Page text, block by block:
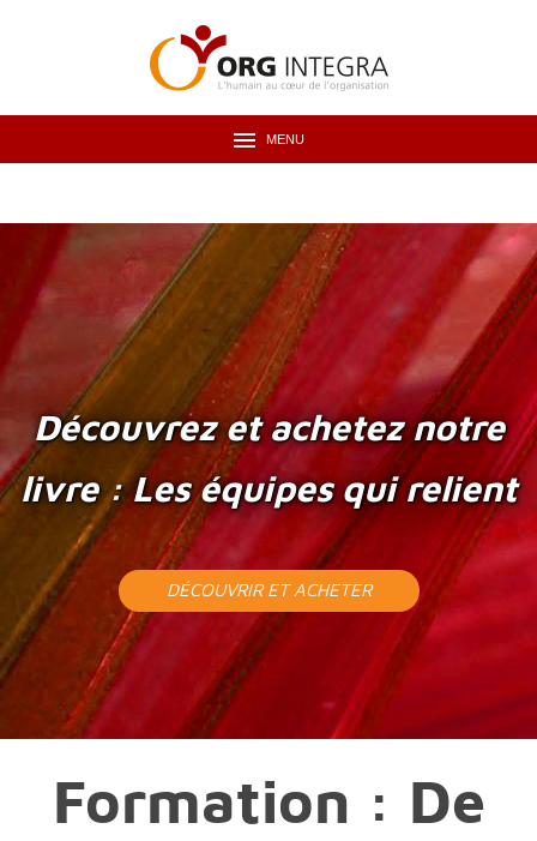
MENU
Découvrez et achetez notre
livre : Les équipes qui relient
DÉCOUVRIR ET ACHETER
Formation : De